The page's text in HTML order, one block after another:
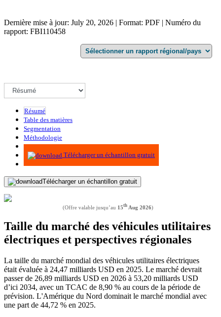
Dernière mise à jour: July 20, 2026 | Format: PDF | Numéro du
rapport: FBI110458
Résumé
Table des matières
Segmentation
Méthodologie
Infographie
Télécharger un échantillon gratuit
Télécharger un échantillon gratuit
(Offre valable jusqu’au 15th Aug 2026)
Taille du marché des véhicules utilitaires
électriques et perspectives régionales
La taille du marché mondial des véhicules utilitaires électriques
était évaluée à 24,47 milliards USD en 2025. Le marché devrait
passer de 26,89 milliards USD en 2026 à 53,20 milliards USD
d’ici 2034, avec un TCAC de 8,90 % au cours de la période de
prévision. L'Amérique du Nord dominait le marché mondial avec
une part de 44,72 % en 2025.